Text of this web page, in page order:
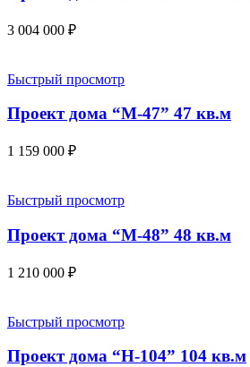
3 004 000 ₽
Быстрый просмотр
Проект дома “М-47” 47 кв.м
1 159 000 ₽
Быстрый просмотр
Проект дома “М-48” 48 кв.м
1 210 000 ₽
Быстрый просмотр
Проект дома “Н-104” 104 кв.м